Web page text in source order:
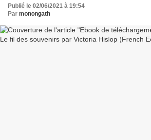
Publié le 02/06/2021 à 19:54
Par monongath